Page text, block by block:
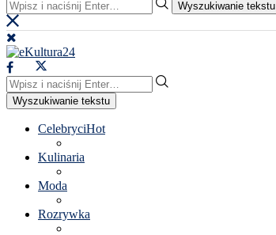
Wyszukiwanie tekstu
Wyszukiwanie tekstu
CelebryciHot
Kulinaria
Moda
Rozrywka